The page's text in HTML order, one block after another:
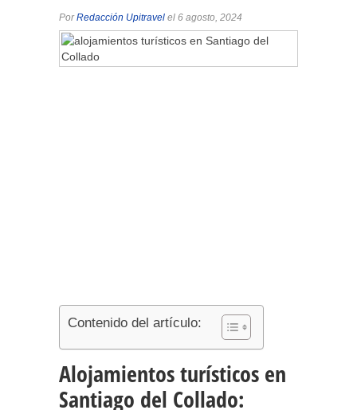
PorRedacción Upitravel el 6 agosto, 2024
Contenido del artículo:
Alojamientos turísticos en
Santiago del Collado: